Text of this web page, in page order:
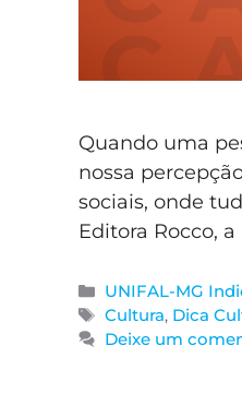
Quando uma
nossa
sociais, onde
Editora Rocco,
UNIFAL-MG
Cultura, Dica
Deixe um